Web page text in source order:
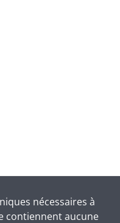
nécessaires à
contiennent aucune